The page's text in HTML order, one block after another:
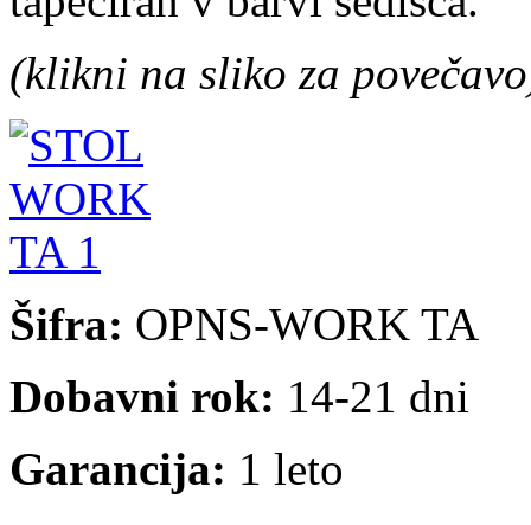
(klikni na sliko za
Šifra: OPNS-WORK TA
Dobavni rok: 14-21 dni
Garancija: 1 leto